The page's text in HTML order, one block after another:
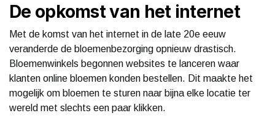
De opkomst van het internet
Met de komst van het internet in de late 20e eeuw
veranderde de bloemenbezorging opnieuw drastisch.
Bloemenwinkels begonnen websites te lanceren waar
klanten online bloemen konden bestellen. Dit maakte het
mogelijk om bloemen te sturen naar bijna elke locatie ter
wereld met slechts een paar klikken.